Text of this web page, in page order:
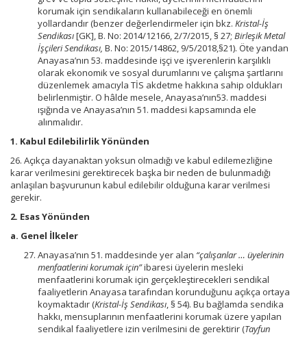
korumak için sendikaların kullanabileceği en önemli
yollardandır (benzer değerlendirmeler için bkz. Kristal-İş
Sendikası[GK], B. No: 2014/12166, 2/7/2015, § 27; Birleşik Metal
İşçileri Sendikası, B. No: 2015/14862, 9/5/2018,§21). Öte yandan
Anayasa’nın 53. maddesinde işçi ve işverenlerin karşılıklı
olarak ekonomik ve sosyal durumlarını ve çalışma şartlarını
düzenlemek amacıyla TİS akdetme hakkına sahip oldukları
belirlenmiştir. O hâlde mesele, Anayasa’nın53. maddesi
ışığında ve Anayasa’nın 51. maddesi kapsamında ele
alınmalıdır.
1. Kabul Edilebilirlik Yönünden
26. Açıkça dayanaktan yoksun olmadığı ve kabul edilemezliğine
karar verilmesini gerektirecek başka bir neden de bulunmadığı
anlaşılan başvurunun kabul edilebilir olduğuna karar verilmesi
gerekir.
2. Esas Yönünden
a. Genel İlkeler
Anayasa’nın 51. maddesinde yer alan “çalışanlar … üyelerinin
menfaatlerini korumak için”ibaresi üyelerin mesleki
menfaatlerini korumak için gerçekleştirecekleri sendikal
faaliyetlerin Anayasa tarafından korunduğunu açıkça ortaya
koymaktadır (Kristal-İş Sendikası, § 54). Bu bağlamda sendika
hakkı, mensuplarının menfaatlerini korumak üzere yapılan
sendikal faaliyetlere izin verilmesini de gerektirir (Tayfun